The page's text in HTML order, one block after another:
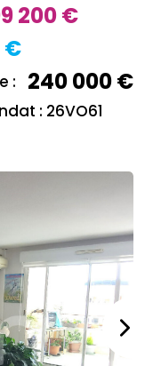
200 €
€
: 240 000 €
: 26VO61